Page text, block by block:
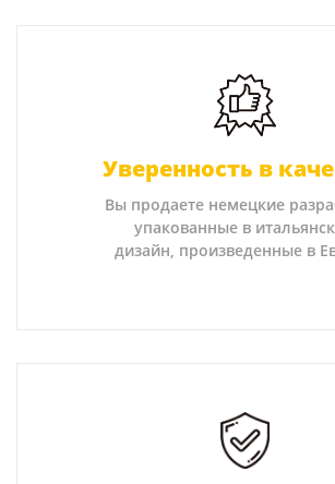
Уверенность в
Вы продаете немецкие
упакованные в
дизайн, произведенные в